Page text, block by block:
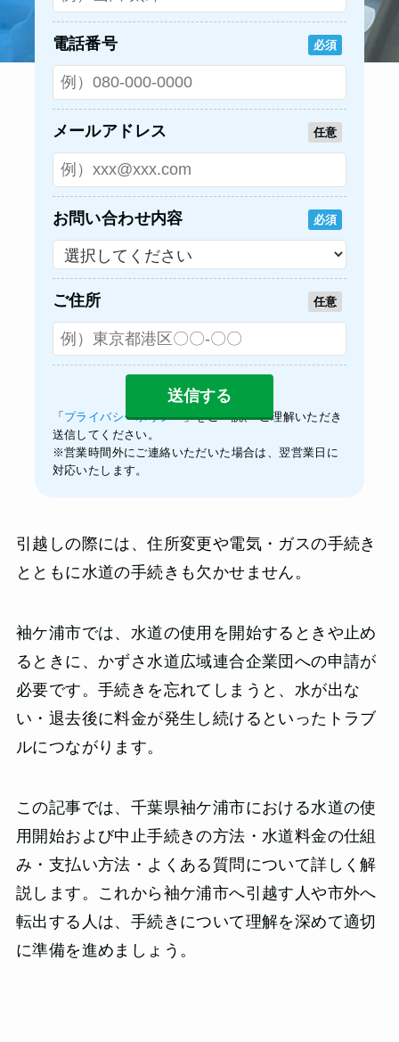
電話番号 必須
メールアドレス 任意
お問い合わせ内容 必須
ご住所 任意
「 プライバシーポリシー」をご一読、 ご理解いただき
送信してください。
※営業時間外にご連絡いただいた場合は、翌営業日に
対応いたします。
引越しの際には、住所変更や電気・ガスの手続き
とともに水道の手続きも欠かせません。
袖ケ浦市では、水道の使用を開始するときや止め
るときに、かずさ水道広域連合企業団への申請が
必要です。手続きを忘れてしまうと、水が出な
い・退去後に料金が発生し続けるといったトラブ
ルにつながります。
この記事では、千葉県袖ケ浦市における水道の使
用開始および中止手続きの方法・水道料金の仕組
み・支払い方法・よくある質問について詳しく解
説します。これから袖ケ浦市へ引越す人や市外へ
転出する人は、手続きについて理解を深めて適切
に準備を進めましょう。